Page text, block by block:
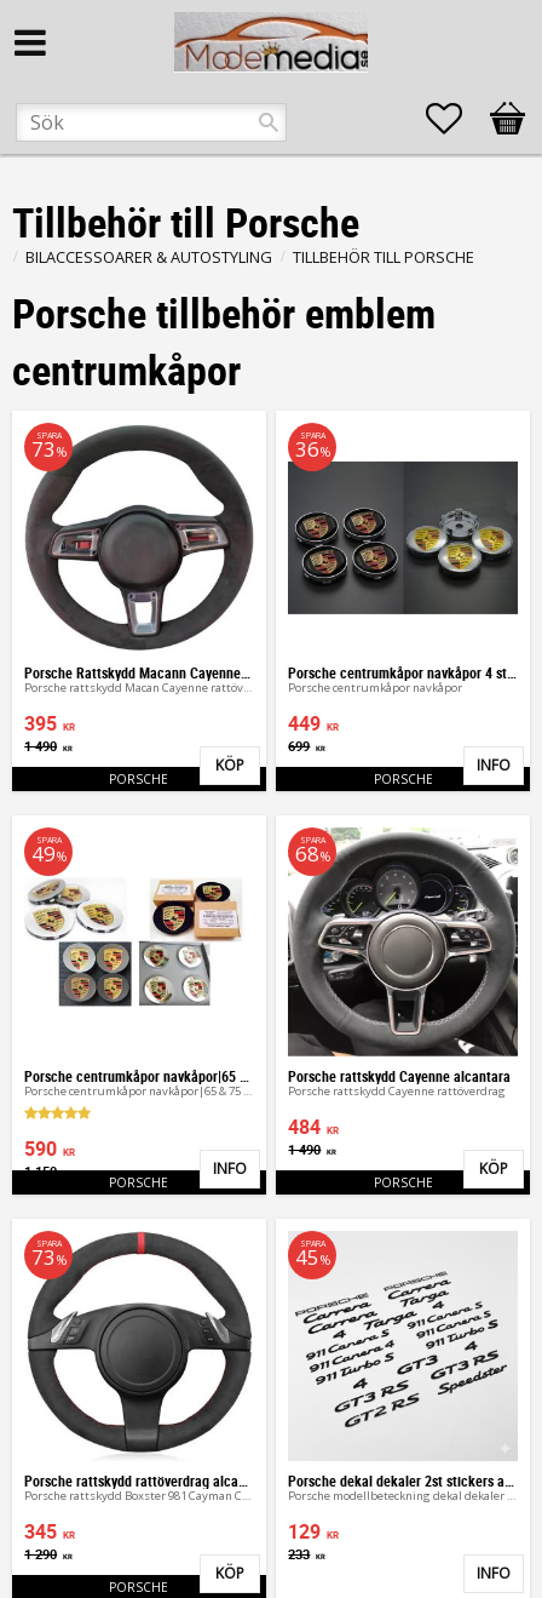
Favoriter
Tillbehör till Porsche
BILACCESSOARER & AUTOSTYLING TILLBEHÖR TILL PORSCHE
Porsche tillbehör emblem
centrumkåpor
395 KR
1 490 KR
SPARA
73 %
PORSCHE Lägg till i favoriter
KÖP
Porsche centrumkåpor navkåpor
449 KR
699 KR
SPARA
36%
PORSCHE
INFO
Porsche centrumkåpor navkåpor|65 & 75 mm
590 KR
1 150
SPARA
49%
PORSCHE Lägg till i favoriter
INFO
Porsche rattskydd Cayenne alcantara
Porsche rattskydd Cayenne rattöverdrag
484 KR
1 490 KR
SPARA
68%
PORSCHE
KÖP
345 KR
1 290 KR
SPARA
73 %
PORSCHE Lägg till i favoriter
KÖP
129 KR
233 KR
SPARA
45 %
INFO